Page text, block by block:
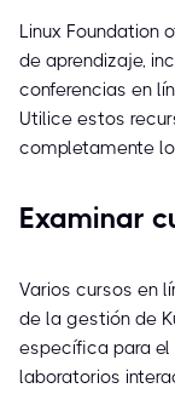
Linux Foundation
de aprendizaje,
conferencias en
Utilice estos
completamente
Examinar
Varios cursos en
de la gestión de
específica para el
laboratorios